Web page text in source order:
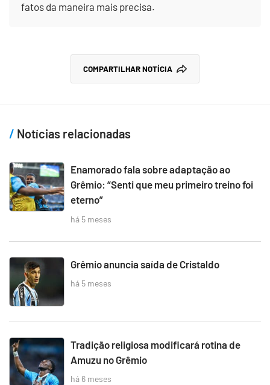
fatos da maneira mais precisa.
COMPARTILHAR NOTÍCIA
Notícias relacionadas
Enamorado fala sobre adaptação ao
Grêmio: “Senti que meu primeiro treino foi
eterno”
há 5 meses
Grêmio anuncia saída de Cristaldo
há 5 meses
Tradição religiosa modificará rotina de
Amuzu no Grêmio
há 6 meses